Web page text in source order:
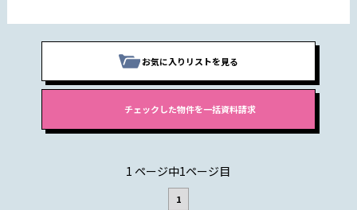
お気に入りリストを見る
1 ページ中1ページ目
1